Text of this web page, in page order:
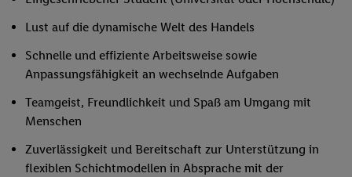
Lust auf die dynamische Welt des Handels
Schnelle und effiziente Arbeitsweise sowie
Anpassungsfähigkeit an wechselnde Aufgaben
Teamgeist, Freundlichkeit und Spaß am Umgang mit
Menschen
Zuverlässigkeit und Bereitschaft zur Unterstützung in
flexiblen Schichtmodellen in Absprache mit der